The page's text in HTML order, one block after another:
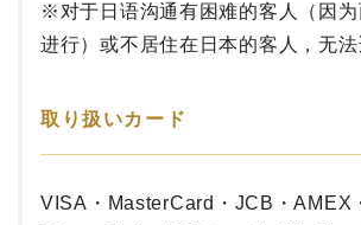
※对于日语沟通有困难的客人（因
进行）或不居住在日本的客人，无法
取り扱いカード
VISA・MasterCard・JCB・AMEX